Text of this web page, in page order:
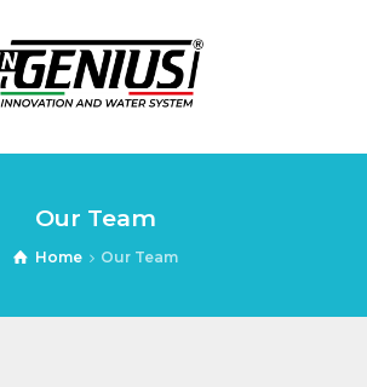
Our Team
Home Our Team